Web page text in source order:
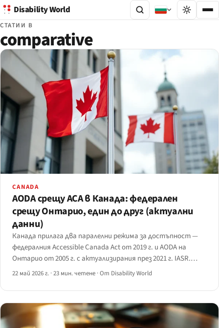
Disability World
СТАТИИ В
comparative
CANADA
AODA срещу ACA в Канада: федерален
срещу Онтарио, един до друг (актуални
данни)
Канада прилага два паралелни режима за достъпност —
федералния Accessible Canada Act от 2019 г. и AODA на
Онтарио от 2005 г. с актуализирания през 2021 г. IASR.
Кого обвързват, кога съответствието захапва, кои
правоприлагането.
22 май 2026 г. ·23 мин. четене ·От Disability World